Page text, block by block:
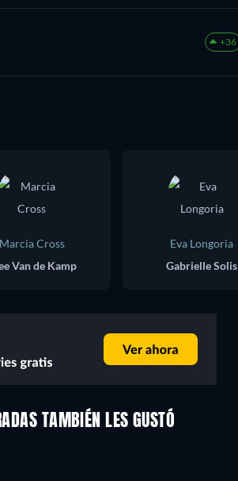
+36
Marcia Cross
Van de Kamp
Eva Longoria
Gabrielle Solis
TAMBIÉN LES GUSTÓ
TV